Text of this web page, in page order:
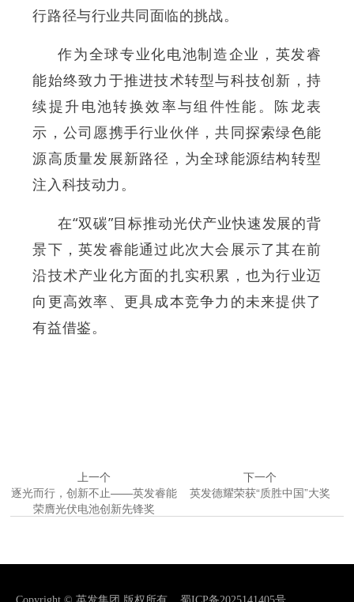
行路径与行业共同面临的挑战。
作为全球专业化电池制造企业，英发睿
能始终致力于推进技术转型与科技创新，持
续提升电池转换效率与组件性能。陈龙表
示，公司愿携手行业伙伴，共同探索绿色能
源高质量发展新路径，为全球能源结构转型
注入科技动力。
在“双碳”目标推动光伏产业快速发展的背
景下，英发睿能通过此次大会展示了其在前
沿技术产业化方面的扎实积累，也为行业迈
向更高效率、更具成本竞争力的未来提供了
有益借鉴。
上一个
逐光而行，创新不止——英发睿能
荣膺光伏电池创新先锋奖
下一个
英发德耀荣获“质胜中国”大奖